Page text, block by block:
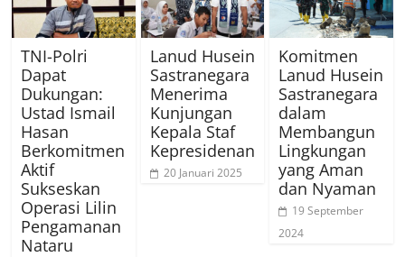
TNI-Polri
Dapat
Dukungan:
Ustad Ismail
Hasan
Berkomitmen
Aktif
Sukseskan
Operasi Lilin
Pengamanan
Nataru
Lanud Husein
Sastranegara
Menerima
Kunjungan
Kepala Staf
Kepresidenan
20 Januari 2025
Komitmen
Lanud Husein
Sastranegara
dalam
Membangun
Lingkungan
yang Aman
dan Nyaman
19 September
2024